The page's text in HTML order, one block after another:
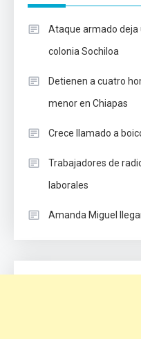
Ataque armado deja
colonia Sochiloa
Detienen a cuatro
menor en Chiapas
Crece llamado a
Trabajadores de
laborales
Amanda Miguel